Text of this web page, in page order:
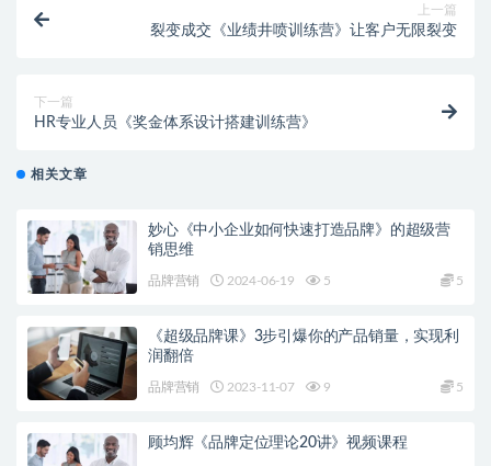
上一篇
裂变成交《业绩井喷训练营》让客户无限裂变
下一篇
HR专业人员《奖金体系设计搭建训练营》
相关文章
妙心《中小企业如何快速打造品牌》的超级营
销思维
品牌营销 2024-06-19 5 5
《超级品牌课》3步引爆你的产品销量，实现利
润翻倍
品牌营销 2023-11-07 9 5
顾均辉《品牌定位理论20讲》视频课程